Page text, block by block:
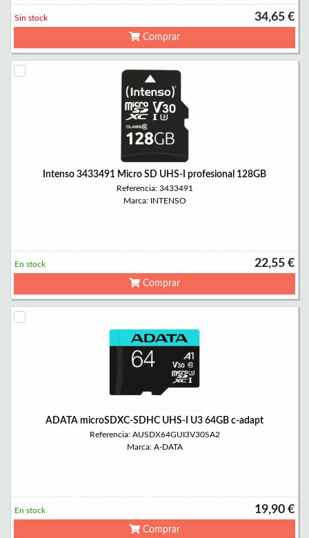
34,65 €
Sin stock
Comprar
Intenso 3433491 Micro SD UHS-I profesional 128GB
Referencia: 3433491
Marca: INTENSO
22,55 €
En stock
Comprar
ADATA microSDXC-SDHC UHS-I U3 64GB c-adapt
Referencia: AUSDX64GUI3V30SA2
Marca: A-DATA
19,90 €
En stock
Comprar